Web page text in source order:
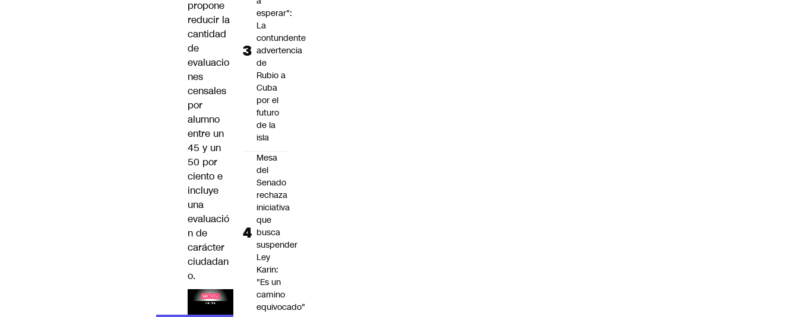
propone
reducir la
cantidad
de
evaluacio
nes
censales
por
alumno
entre un
45 y un
50 por
ciento e
incluye
una
evaluació
n de
carácter
ciudadan
o.
esperar":
La
contundente
advertencia
de
Rubio a
Cuba
por el
futuro
de la
isla
Mesa
del
Senado
rechaza
iniciativa
que
busca
suspender
Ley
Karin:
"Es un
camino
equivocado"